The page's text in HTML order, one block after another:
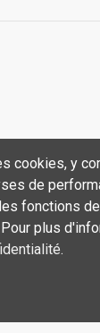
cookies, y
de
fonctions
plus
.